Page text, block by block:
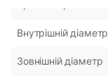
Внутрішній діаметр
Зовнішній діаметр